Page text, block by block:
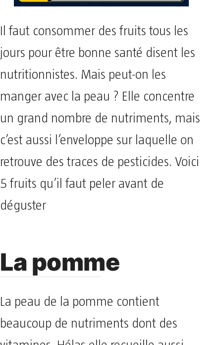
Il faut consommer des fruits tous les
jours pour être bonne santé disent les
nutritionnistes. Mais peut-on les
manger avec la peau ? Elle concentre
un grand nombre de nutriments, mais
c’est aussi l’enveloppe sur laquelle on
retrouve des traces de pesticides. Voici
5 fruits qu’il faut peler avant de
déguster
La pomme
La peau de la pomme contient
beaucoup de nutriments dont des